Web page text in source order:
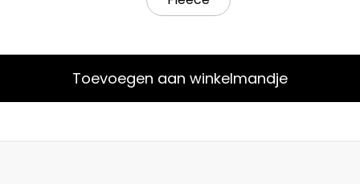
Toevoegen aan winkelmandje